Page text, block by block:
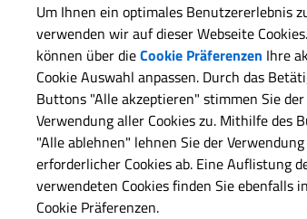
Handlungskonzept
Um Ihnen ein optimales Benutzererlebnis
verwenden wir auf dieser Webseite
können über dieCookie Präferenzen Ihre
Cookie Auswahl anpassen. Durch das
Buttons "Alle akzeptieren" stimmen Sie der
Verwendung aller Cookies zu. Mithilfe des
"Alle ablehnen" lehnen Sie der
erforderlicher Cookies ab. Eine Auflistung
verwendeten Cookies finden Sie ebenfalls
Cookie Präferenzen.